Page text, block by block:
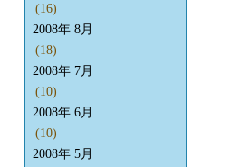
(16)
2008年 8月
(18)
2008年 7月
(10)
2008年 6月
(10)
2008年 5月